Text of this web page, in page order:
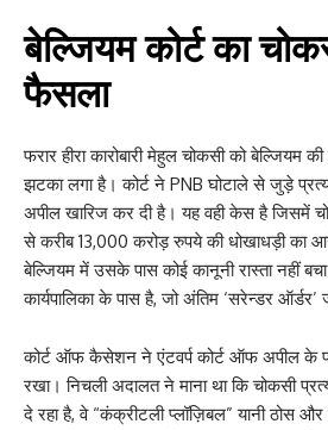
बेल्जियम कोर्ट का
फैसला
फरार हीरा कारोबारी मेहुल चोकसी को
झटका लगा है। कोर्ट ने PNB घोटाले से जुड़े
अपील खारिज कर दी है। यह वही केस है जिसमें
से करीब 13,000 करोड़ रुपये की धोखाधड़ी का
बेल्जियम में उसके पास कोई कानूनी रास्ता नहीं
कार्यपालिका के पास है, जो अंतिम ‘सरेन्डर
कोर्ट ऑफ कैसेशन ने एंटवर्प कोर्ट ऑफ अपील के
रखा। निचली अदालत ने माना था कि चोकसी
दे रहा है, वे “कंक्रीटली प्लॉज़िबल” यानी ठोस